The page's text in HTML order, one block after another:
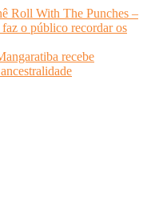
Roll With The Punches –
o público recordar os
recebe